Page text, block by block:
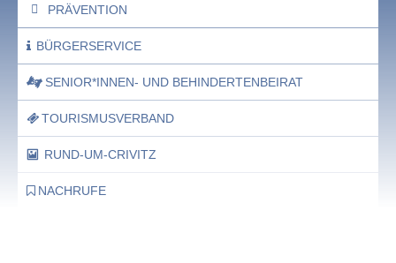
PRÄVENTION
BÜRGERSERVICE
SENIOR*INNEN- UND BEHINDERTENBEIRAT
TOURISMUSVERBAND
RUND-UM-CRIVITZ
NACHRUFE